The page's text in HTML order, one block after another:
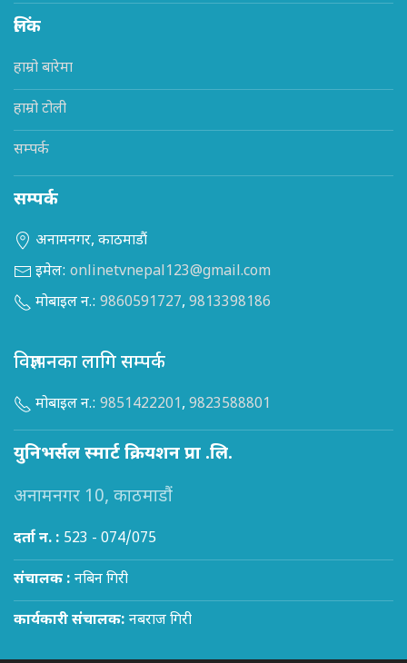
लिंक
हाम्रो बारेमा
हाम्रो टोली
सम्पर्क
सम्पर्क
अनामनगर, काठमाडौं
इमेल: onlinetvnepal123@gmail.com
मोबाइल न.: 9860591727, 9813398186
विज्ञापनका लागि सम्पर्क
मोबाइल न.: 9851422201, 9823588801
युनिभर्सल स्मार्ट क्रियशन प्रा .लि.
अनामनगर 10, काठमाडौं
दर्ता न. : 523 - 074/075
संचालक : नबिन गिरी
कार्यकारी संचालक: नबराज गिरी